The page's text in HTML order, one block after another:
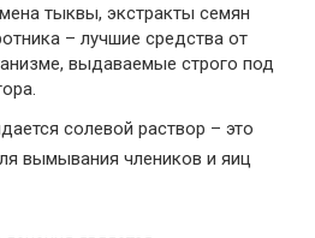
тыквы, экстракты семян
– лучшие средства от
выдаваемые строго под
солевой раствор – это
вымывания члеников и яиц